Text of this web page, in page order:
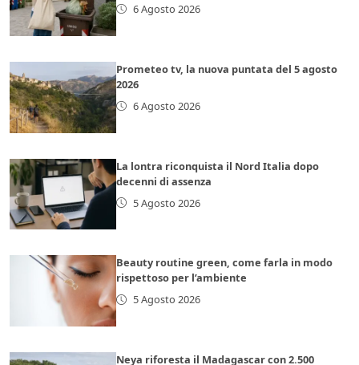
6 Agosto 2026
Prometeo tv, la nuova puntata del 5 agosto
2026
6 Agosto 2026
La lontra riconquista il Nord Italia dopo
decenni di assenza
5 Agosto 2026
Beauty routine green, come farla in modo
rispettoso per l’ambiente
5 Agosto 2026
Neya riforesta il Madagascar con 2.500